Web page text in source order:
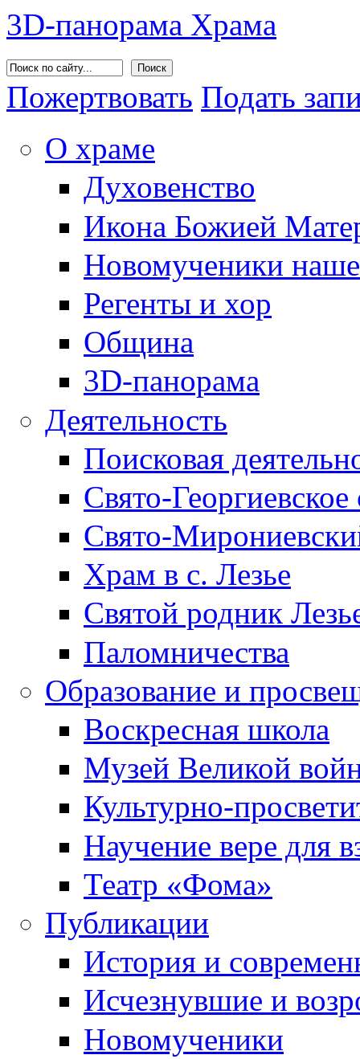
3D-панорама Храма
Пожертвовать Подать
О храме
Духовенство
Икона Божией
Новомученики
Регенты и хор
Община
3D-панорама
Деятельность
Поисковая
Свято-Георгиевское
Свято-
Храм в с. Лезье
Святой родник
Паломничества
Образование и
Воскресная школа
Музей Великой
Культурно-
Научение вере для
Театр «Фома»
Публикации
История и
Исчезнувшие и
Новомученики